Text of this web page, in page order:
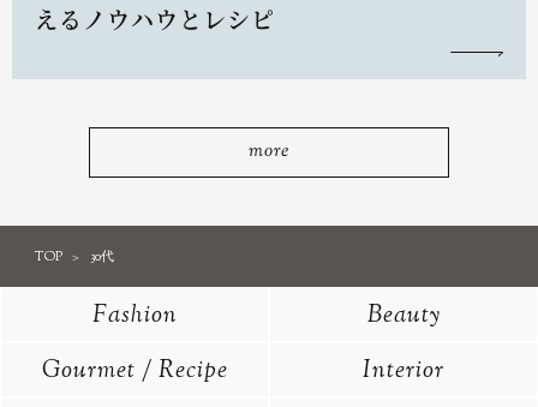
えるノウハウとレシピ
more
TOP 30代
Fashion
Beauty
Gourmet / Recipe
Interior